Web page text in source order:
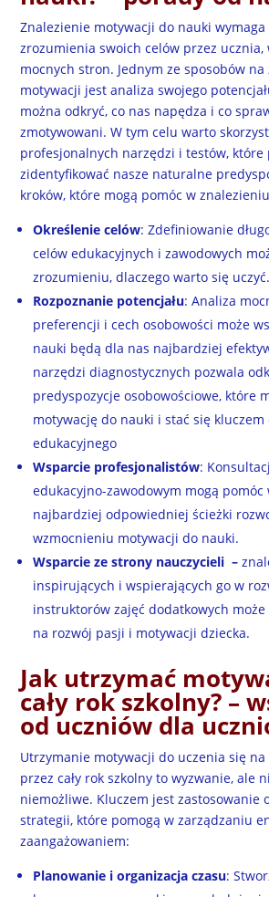
Znalezienie motywacji do nauki
zrozumienia swoich celów przez ucznia,
mocnych stron. Jednym ze sposobów
motywacji jest analiza swojego
można odkryć, co nas napędza i co
zmotywowani. W tym celu warto
profesjonalnych narzędzi i testów, które
zidentyfikować nasze naturalne
kroków, które mogą pomóc w
Określenie celów: Zdefiniowanie
celów edukacyjnych i zawodowych
zrozumieniu, dlaczego warto się uczyć.
Rozpoznanie potencjału: Analiza
preferencji i cech osobowości może
nauki będą dla nas najbardziej
narzędzi diagnostycznych pozwala
predyspozycje osobowościowe, które
motywację do nauki i stać się kluczem
edukacyjnego
Wsparcie profesjonalistów:
edukacyjno-zawodowym mogą
najbardziej odpowiedniej ścieżki
wzmocnieniu motywacji do nauki.
Wsparcie ze strony nauczycieli –
inspirujących i wspierających go w
instruktorów zajęć dodatkowych może
na rozwój pasji i motywacji dziecka.
Jak utrzymać
cały rok szkolny? –
od uczniów dla
Utrzymanie motywacji do uczenia się na
przez cały rok szkolny to wyzwanie, ale
niemożliwe. Kluczem jest zastosowanie
strategii, które pomogą w zarządzaniu
zaangażowaniem:
Planowanie i organizacja czasu: